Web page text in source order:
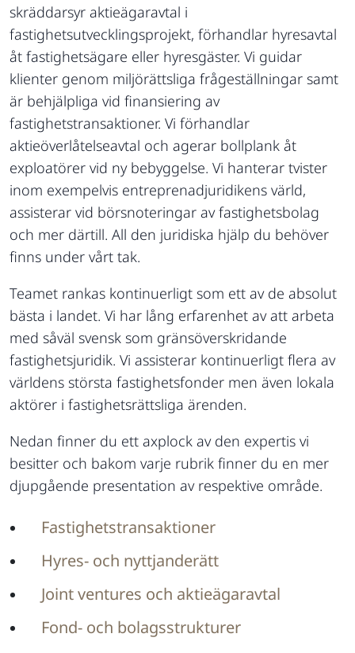
skräddarsyr aktieägaravtal i
fastighetsutvecklingsprojekt, förhandlar hyresavtal
åt fastighetsägare eller hyresgäster. Vi guidar
klienter genom miljörättsliga frågeställningar samt
är behjälpliga vid finansiering av
fastighetstransaktioner. Vi förhandlar
aktieöverlåtelseavtal och agerar bollplank åt
exploatörer vid ny bebyggelse. Vi hanterar tvister
inom exempelvis entreprenadjuridikens värld,
assisterar vid börsnoteringar av fastighetsbolag
och mer därtill. All den juridiska hjälp du behöver
finns under vårt tak.
Teamet rankas kontinuerligt som ett av de absolut
bästa i landet. Vi har lång erfarenhet av att arbeta
med såväl svensk som gränsöverskridande
fastighetsjuridik. Vi assisterar kontinuerligt flera av
världens största fastighetsfonder men även lokala
aktörer i fastighetsrättsliga ärenden.
Nedan finner du ett axplock av den expertis vi
besitter och bakom varje rubrik finner du en mer
djupgående presentation av respektive område.
Fastighetstransaktioner
Hyres- och nyttjanderätt
Joint ventures och aktieägaravtal
Fond- och bolagsstrukturer